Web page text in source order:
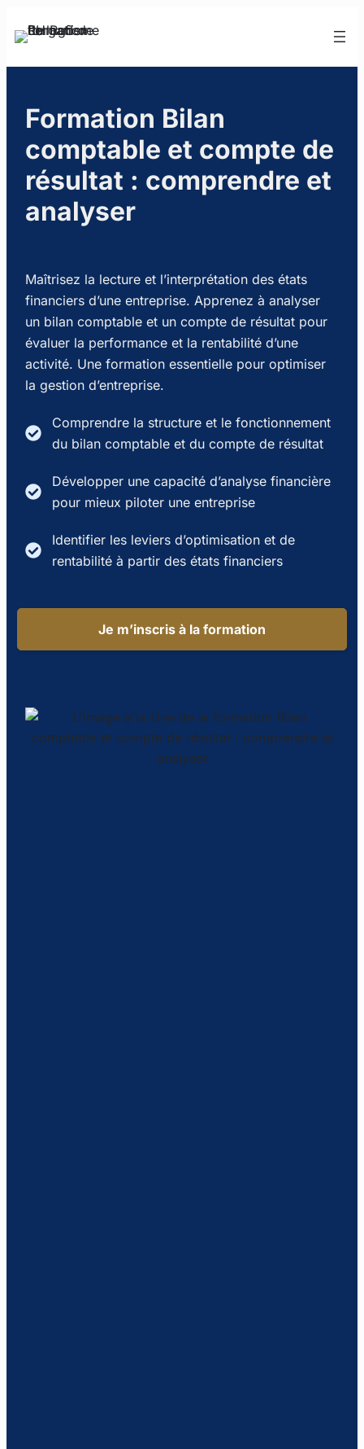
au
Formation Bilan
comptable et compte de
résultat : comprendre et
analyser
Maîtrisez la lecture et l’interprétation des états
financiers d’une entreprise. Apprenez à analyser
un bilan comptable et un compte de résultat pour
évaluer la performance et la rentabilité d’une
activité. Une formation essentielle pour optimiser
la gestion d’entreprise.
Comprendre la structure et le fonctionnement
du bilan comptable et du compte de résultat
Développer une capacité d’analyse financière
pour mieux piloter une entreprise
Identifier les leviers d’optimisation et de
rentabilité à partir des états financiers
Je m’inscris à la formation